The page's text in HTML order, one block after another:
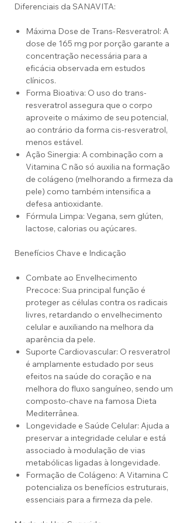
Diferenciais da SANAVITA:
Máxima Dose de Trans-Resveratrol: A
dose de 165 mg por porção garante a
concentração necessária para a
eficácia observada em estudos
clínicos.
Forma Bioativa: O uso do trans-
resveratrol assegura que o corpo
aproveite o máximo de seu potencial,
ao contrário da forma cis-resveratrol,
menos estável.
Ação Sinergia: A combinação com a
Vitamina C não só auxilia na formação
de colágeno (melhorando a firmeza da
pele) como também intensifica a
defesa antioxidante.
Fórmula Limpa: Vegana, sem glúten,
lactose, calorias ou açúcares.
Benefícios Chave e Indicação
Combate ao Envelhecimento
Precoce: Sua principal função é
proteger as células contra os radicais
livres, retardando o envelhecimento
celular e auxiliando na melhora da
aparência da pele.
Suporte Cardiovascular: O resveratrol
é amplamente estudado por seus
efeitos na saúde do coração e na
melhora do fluxo sanguíneo, sendo um
composto-chave na famosa Dieta
Mediterrânea.
Longevidade e Saúde Celular: Ajuda a
preservar a integridade celular e está
associado à modulação de vias
metabólicas ligadas à longevidade.
Formação de Colágeno: A Vitamina C
potencializa os benefícios estruturais,
essenciais para a firmeza da pele.